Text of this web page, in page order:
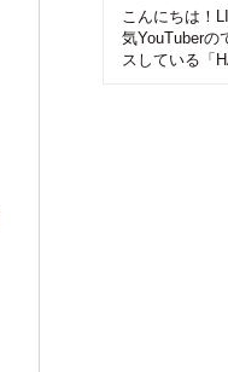
こんにちは！
気YouTuberの
スしている「